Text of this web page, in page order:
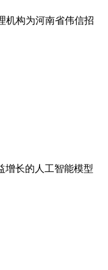
机构为河南省伟信招
增长的人工智能模型